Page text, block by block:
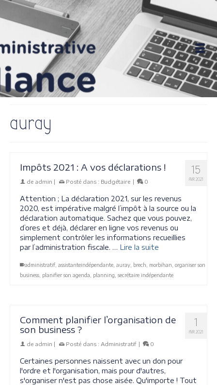
auray
15
AVR 2021
Impôts 2021 : A vos déclarations !
de admin | Posté dans : Budgétaire | 0
Attention ; La déclaration 2021, sur les revenus
2020, est impérative malgré l’impôt à la source ou la
déclaration automatique. Sachez que vous pouvez,
d’ores et déjà, déclarer en ligne vos revenus ou
simplement contrôler les informations recueillies
par l’administration fiscale. … Lire la suite
administratif assistanteindépendante auray brech morbihan organiser son
business planifier son agenda planning secrétaire indépendante
1
AVR 2021
Comment planifier l’organisation de
son business ?
de admin | Posté dans : Administratif | 0
Certaines personnes naissent avec un don pour
l'ordre et l'organisation, mais pour d'autres,
s'organiser n'est pas chose aisée. Qu'importe ! Tout